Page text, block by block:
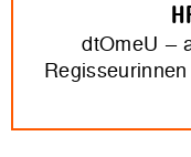
dtOmeU –